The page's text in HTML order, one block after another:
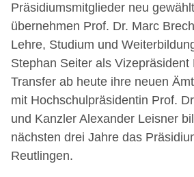
Präsidiumsmitglieder neu
übernehmen Prof. Dr. Marc
Lehre, Studium und
Stephan Seiter als Vizepräsident
Transfer ab heute ihre neuen
mit Hochschulpräsidentin Prof.
und Kanzler Alexander Leisner
nächsten drei Jahre das
Reutlingen.